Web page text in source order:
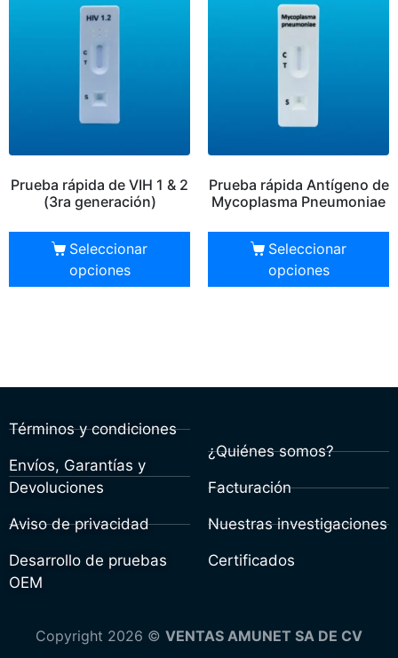
Prueba rápida de VIH 1 & 2
(3ra generación)
Seleccionar
opciones
Prueba rápida Antígeno de
Mycoplasma Pneumoniae
Seleccionar
opciones
Términos y condiciones
Envíos, Garantías y
Devoluciones
Aviso de privacidad
Desarrollo de pruebas
OEM
¿Quiénes somos?
Facturación
Nuestras investigaciones
Certificados
Copyright 2026 © VENTAS AMUNET SA DE CV